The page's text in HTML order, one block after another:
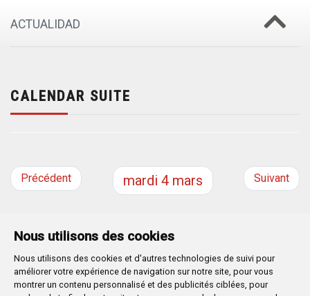
Nous utilisons des cookies
Nous utilisons des cookies et d'autres technologies de suivi pour
améliorer votre expérience de navigation sur notre site, pour vous
montrer un contenu personnalisé et des publicités ciblées, pour
ACTUALIDAD
CALENDAR SUITE
Précédent mardi 4 mars Suivant
Plaza Mayor 1- 09071BURGOS
947 288 800 CIF: P-0906100-C